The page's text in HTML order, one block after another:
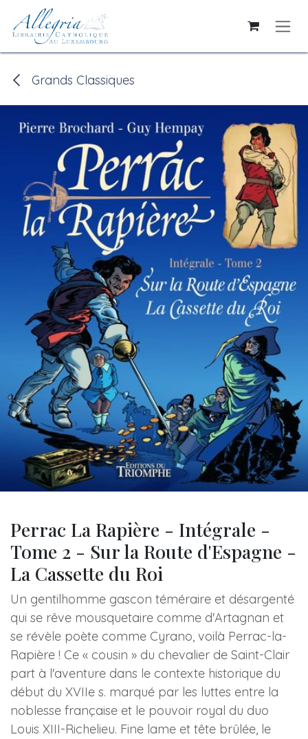
Se rendre au contenu
Grands Classiques
Perrac La Rapière - Intégrale -
Tome 2 - Sur la Route d'Espagne -
La Cassette du Roi
Un gentilhomme gascon téméraire et désargenté
qui se rêve mousquetaire comme d'Artagnan et
se révèle poète comme Cyrano, voilà Perrac-la-
Rapière ! Ce « cousin » du chevalier de Saint-Clair
part à l'aventure dans le contexte historique du
début du XVIIe s. marqué par les luttes entre la
noblesse française et le pouvoir royal du duo
Louis XIII-Richelieu. Fine lame et tête brûlée, le